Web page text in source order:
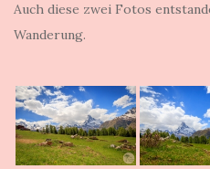
Auch diese zwei Fotos
Wanderung.